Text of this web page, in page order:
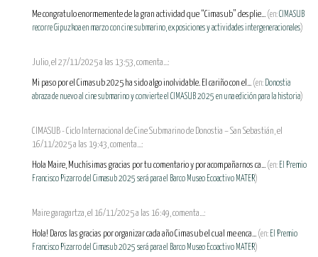
Me congratulo enormemente de la gran actividad que “Cimasub” desplie... (en:CIMASUB
recorre Gipuzkoa en marzo con cine submarino, exposiciones y actividades intergeneracionales)
Julio, el 27/11/2025 a las 13:53, comenta...:
Mi paso por el Cimasub 2025 ha sido algo inolvidable. El cariño con el... (en: Donostia
abraza de nuevo al cine submarino y convierte el CIMASUB 2025 en una edición para la historia)
CIMASUB - Ciclo Internacional de Cine Submarino de Donostia – San Sebastián, el
16/11/2025 a las 19:43, comenta...:
Hola Maire, Muchísimas gracias por tu comentario y por acompañarnos ca... (en: El Premio
Francisco Pizarro del Cimasub 2025 será para el Barco Museo Ecoactivo MATER)
Maire garagartza, el 16/11/2025 a las 16:49, comenta...:
Hola! Daros las gracias por organizar cada año Cimasub el cual me enca... (en: El Premio
Francisco Pizarro del Cimasub 2025 será para el Barco Museo Ecoactivo MATER)